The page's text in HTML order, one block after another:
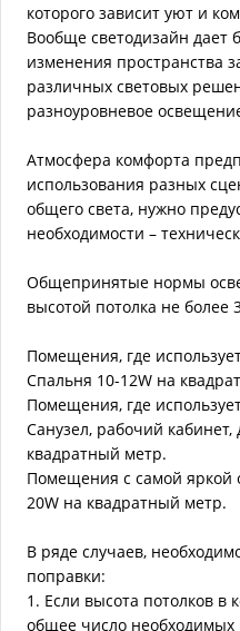
которого зависит уют и
Вообще светодизайн дает
изменения пространства
различных световых
разноуровневое
Атмосфера комфорта
использования разных
общего света, нужно
необходимости –
Общепринятые нормы
высотой потолка не более
Помещения, где
Спальня 10-12W на
Помещения, где
Санузел, рабочий кабинет,
квадратный метр.
Помещения с самой яркой
20W на квадратный метр.
В ряде случаев,
поправки:
1. Если высота потолков в
общее число необходимых